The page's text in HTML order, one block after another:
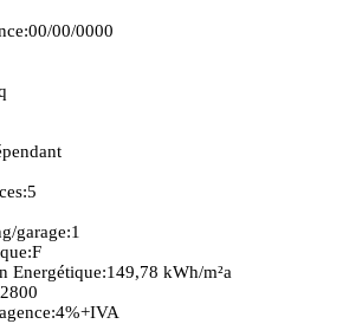
00/00/0000
5
garage:1
F
Energétique:149,78 kWh/m²a
2800
4%+IVA